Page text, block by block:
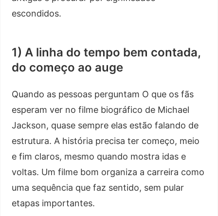
escondidos.
1) A linha do tempo bem contada,
do começo ao auge
Quando as pessoas perguntam O que os fãs
esperam ver no filme biográfico de Michael
Jackson, quase sempre elas estão falando de
estrutura. A história precisa ter começo, meio
e fim claros, mesmo quando mostra idas e
voltas. Um filme bom organiza a carreira como
uma sequência que faz sentido, sem pular
etapas importantes.